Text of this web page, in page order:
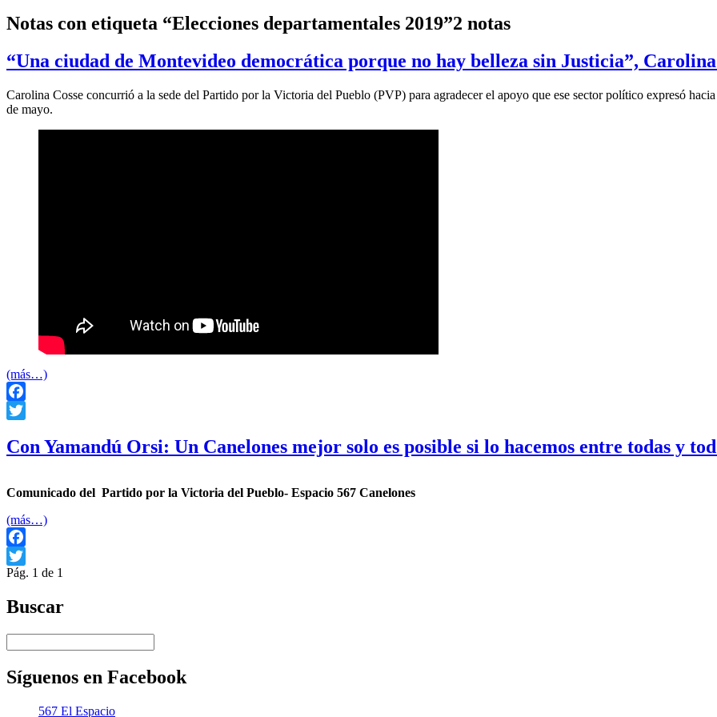
Notas con etiqueta “Elecciones departamentales 2019”2 notas
“Una ciudad de Montevideo democrática porque no hay belleza sin Justicia”, Carolina
Carolina Cosse concurrió a la sede del Partido por la Victoria del Pueblo (PVP) para agradecer el apoyo que ese sector político expresó
de mayo.
(más…)
Facebook
Con Yamandú Orsi: Un Canelones mejor solo es posible si lo hacemos entre todas y
Comunicado del Partido por la Victoria del Pueblo- Espacio 567 Canelones
(más…)
Facebook
Twitter
Pág. 1 de 1
Buscar
Síguenos en Facebook
567 El Espacio